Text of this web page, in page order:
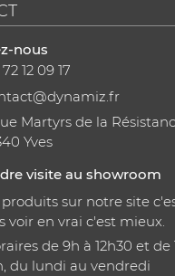
nous
12 09 17
Martyrs de la
Yves
visite au showroom
produits sur notre site
voir en vrai c'est mieux.
de 9h à 12h30 et de
du lundi au vendredi